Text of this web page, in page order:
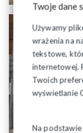
Twoje dane
Używamy
wrażenia na
tekstowe,
internetowej.
Twoich
wyświetlanie
Na